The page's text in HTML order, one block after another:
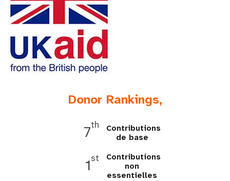
Donor Rankings,
7th
Contributions
de base
1st
Contributions
non
essentielles